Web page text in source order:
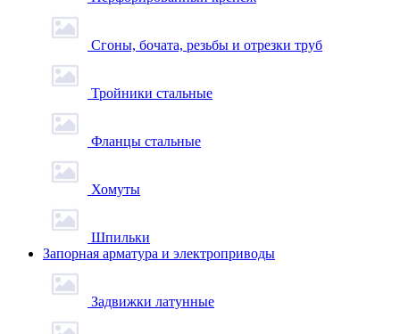
Сгоны, бочата, резьбы и отрезки труб
Тройники стальные
Фланцы стальные
Хомуты
Шпильки
Запорная арматура и электроприводы
Задвижки латунные